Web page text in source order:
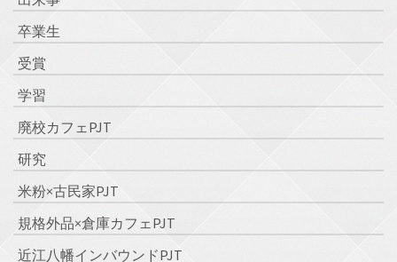
卒業生
受賞
学習
廃校カフェPJT
研究
米粉×古民家PJT
規格外品×倉庫カフェPJT
近江八幡インバウンドPJT